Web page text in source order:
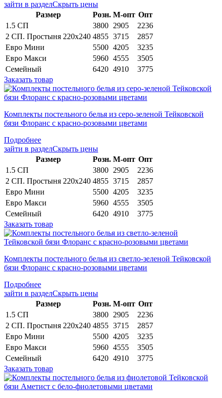
зайти в разделСкрыть цены
Раз­мер
Розн. М-опт Опт
1.5 СП
3800 2905
2236
2 СП. Простыня 220х240 4855 3715
2857
Евро Мини
5500 4205
3235
Евро Макси
5960 4555
3505
Семейный
6420 4910
3775
Заказать товар
Комплекты постельного белья из серо-зеленой Тейковской
бязи Флоранс с красно-розовыми цветами
Подробнее
зайти в разделСкрыть цены
Раз­мер
Розн. М-опт Опт
1.5 СП
3800 2905
2236
2 СП. Простыня 220х240 4855 3715
2857
Евро Мини
5500 4205
3235
Евро Макси
5960 4555
3505
Семейный
6420 4910
3775
Заказать товар
Комплекты постельного белья из светло-зеленой Тейковской
бязи Флоранс с красно-розовыми цветами
Подробнее
зайти в разделСкрыть цены
Раз­мер
Розн. М-опт Опт
1.5 СП
3800 2905
2236
2 СП. Простыня 220х240 4855 3715
2857
Евро Мини
5500 4205
3235
Евро Макси
5960 4555
3505
Семейный
6420 4910
3775
Заказать товар